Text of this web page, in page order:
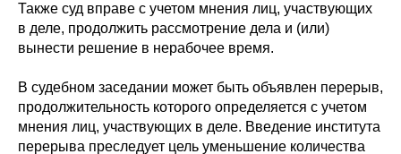
Также суд вправе с учетом мнения лиц, участвующих
в деле, продолжить рассмотрение дела и (или)
вынести решение в нерабочее время.
В судебном заседании может быть объявлен перерыв,
продолжительность которого определяется с учетом
мнения лиц, участвующих в деле. Введение института
перерыва преследует цель уменьшение количества